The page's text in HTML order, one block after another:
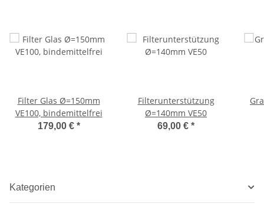
Filter Glas Ø=150mm
VE100, bindemittelfrei
179,00 € *
Filterunterstützung
Ø=140mm VE50
69,00 € *
Kategorien